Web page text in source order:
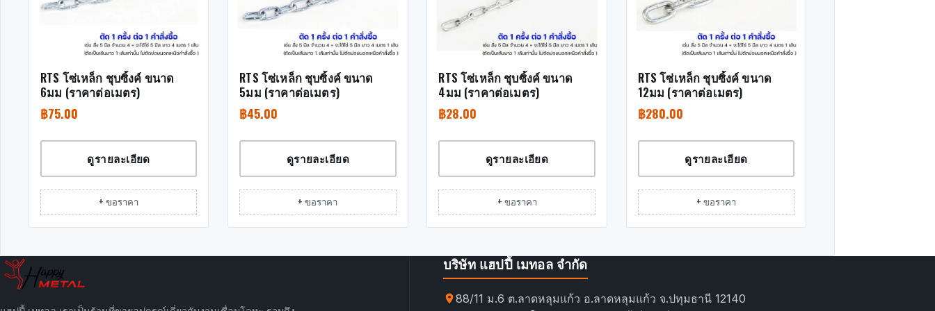
RTS โซ่เหล็ก ชุบซิ้งค์ ขนาด
6มม (ราคาต่อเมตร)
฿75.00
ดูรายละเอียด
+ ขอราคา
RTS โซ่เหล็ก ชุบซิ้งค์ ขนาด
5มม (ราคาต่อเมตร)
฿45.00
ดูรายละเอียด
+ ขอราคา
RTS โซ่เหล็ก ชุบซิ้งค์ ขนาด
4มม (ราคาต่อเมตร)
฿28.00
ดูรายละเอียด
+ ขอราคา
RTS โซ่เหล็ก ชุบซิ้งค์ ขนาด
12มม (ราคาต่อเมตร)
฿280.00
ดูรายละเอียด
+ ขอราคา
บริษัท แฮปปี้ เมทอล จำกัด
88/11 ม.6 ต.ลาดหลุมแก้ว อ.ลาดหลุมแก้ว จ.ปทุมธานี 12140